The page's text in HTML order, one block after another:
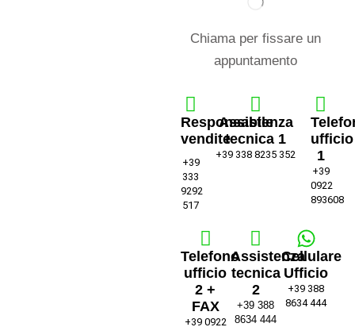
Chiama per fissare un
appuntamento
Responsabile
vendite
+39
333
9292
517
Assistenza
tecnica 1
+39 338 8235 352
ufficio
1
+39
0922
893608
Telefono
ufficio
2 +
FAX
+39 0922
Assistenza
tecnica
2
+39 388
8634 444
Cellulare
Ufficio
+39 388
8634 444